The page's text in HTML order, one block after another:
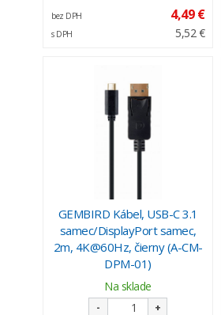
bez DPH 4,49 €
s DPH 5,52 €
GEMBIRD Kábel, USB-C 3.1
samec/DisplayPort samec,
2m, 4K@60Hz, čierny (A-CM-
DPM-01)
Na sklade
- +